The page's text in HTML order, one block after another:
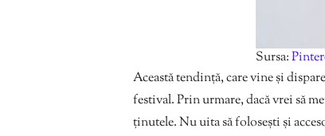
Sursa:
Această tendință, care vine și
festival. Prin urmare, dacă vrei să
ținutele. Nu uita să folosești și